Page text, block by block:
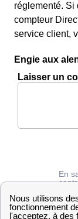
réglementé. Si
compteur
service client,
Engie aux
Laisser un
En